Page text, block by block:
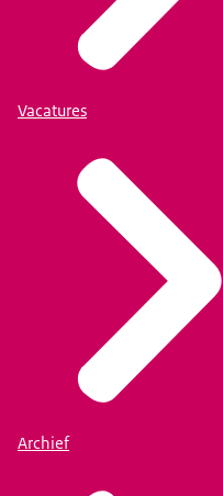
Vacatures
Archief